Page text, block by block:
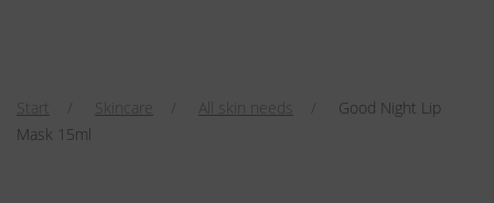
Start Skincare All skin needs
Good Night Lip
Mask 15ml